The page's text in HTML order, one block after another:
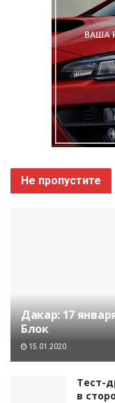
Не пропустите
Дакар: 17
Блок
15.01.2020
Тест-
в